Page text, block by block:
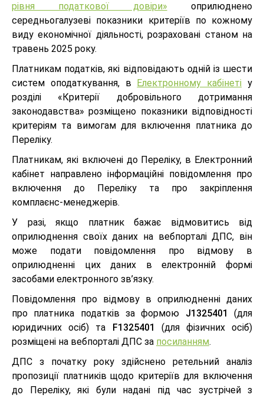
рівня податкової довіри» оприлюднено
середньогалузеві показники критеріїв по кожному
виду економічної діяльності, розраховані станом на
травень 2025 року.
Платникам податків, які відповідають одній із шести
систем оподаткування, в
Електронному кабінеті у
розділі «Критерії добровільного дотримання
законодавства» розміщено показники відповідності
критеріям та вимогам для включення платника до
Переліку.
Платникам, які включені до Переліку, в Електронний
кабінет направлено інформаційні повідомлення про
включення до Переліку та про закріплення
комплаєнс-менеджерів.
У разі, якщо платник бажає відмовитись від
оприлюднення своїх даних на вебпорталі ДПС, він
може подати повідомлення про відмову в
оприлюдненні цих даних в електронній формі
засобами електронного зв’язку.
Повідомлення про відмову в оприлюдненні даних
про платника податків за формою J1325401
(для
юридичних осіб) та
F1325401
(для фізичних осіб)
розміщені на вебпорталі ДПС за посиланням.
ДПС з початку року здійснено ретельний аналіз
пропозиції платників щодо критеріїв для включення
до Переліку, які були надані під час зустрічей з